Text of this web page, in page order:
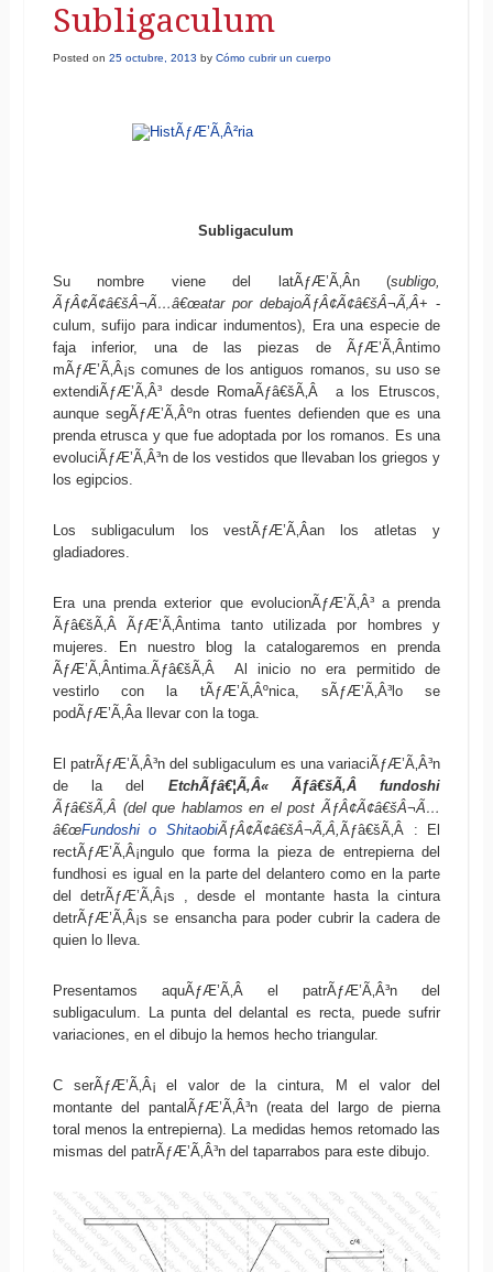
Subligaculum
Posted on 25 octubre, 2013 by Cómo cubrir un cuerpo
Subligaculum
Su nombre viene del latÃƒÆ’Ã‚Â­n (subligo,
ÃƒÂ¢Ã¢â€šÂ¬Ã…â€œatar por debajoÃƒÂ¢Ã¢â€šÂ¬Ã‚Â+ -
culum, sufijo para indicar indumentos), Era una especie de
faja inferior, una de las piezas de ÃƒÆ’Ã‚Â­ntimo
mÃƒÆ’Ã‚Â¡s comunes de los antiguos romanos, su uso se
extendiÃƒÆ’Ã‚Â³ desde RomaÃƒâ€šÃ‚Â a los Etruscos,
aunque segÃƒÆ’Ã‚Âºn otras fuentes defienden que es una
prenda etrusca y que fue adoptada por los romanos. Es una
evoluciÃƒÆ’Ã‚Â³n de los vestidos que llevaban los griegos y
los egipcios.
Los subligaculum los vestÃƒÆ’Ã‚Â­an los atletas y
gladiadores.
Era una prenda exterior que evolucionÃƒÆ’Ã‚Â³ a prenda
Ãƒâ€šÃ‚Â ÃƒÆ’Ã‚Â­ntima tanto utilizada por hombres y
mujeres. En nuestro blog la catalogaremos en prenda
ÃƒÆ’Ã‚Â­ntima.Ãƒâ€šÃ‚Â Al inicio no era permitido de
vestirlo con la tÃƒÆ’Ã‚Âºnica, sÃƒÆ’Ã‚Â³lo se
podÃƒÆ’Ã‚Â­a llevar con la toga.
El patrÃƒÆ’Ã‚Â³n del subligaculum es una variaciÃƒÆ’Ã‚Â³n
de la del EtchÃƒâ€¦Ã‚Â« Ãƒâ€šÃ‚Â fundoshi
Ãƒâ€šÃ‚Â (del que hablamos en el post ÃƒÂ¢Ã¢â€šÂ¬Ã…
â€œFundoshi o ShitaobiÃƒÂ¢Ã¢â€šÂ¬Ã‚Â,Ãƒâ€šÃ‚Â : El
rectÃƒÆ’Ã‚Â¡ngulo que forma la pieza de entrepierna del
fundhosi es igual en la parte del delantero como en la parte
del detrÃƒÆ’Ã‚Â¡s , desde el montante hasta la cintura
detrÃƒÆ’Ã‚Â¡s se ensancha para poder cubrir la cadera de
quien lo lleva.
Presentamos aquÃƒÆ’Ã‚Â­ el patrÃƒÆ’Ã‚Â³n del
subligaculum. La punta del delantal es recta, puede sufrir
variaciones, en el dibujo la hemos hecho triangular.
C serÃƒÆ’Ã‚Â¡ el valor de la cintura, M el valor del
montante del pantalÃƒÆ’Ã‚Â³n (reata del largo de pierna
toral menos la entrepierna). La medidas hemos retomado las
mismas del patrÃƒÆ’Ã‚Â³n del taparrabos para este dibujo.